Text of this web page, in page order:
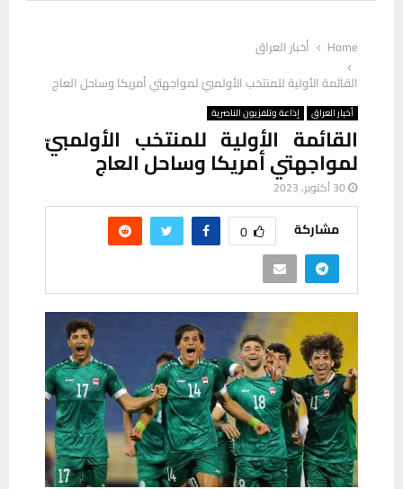
Home
أخبار العراق
القائمة الأولية للمنتخب الأولمبيّ لمواجهتي أمريكا وساحل العاج
أخبار العراق إذاعة وتلفزيون الناصرية
القائمة الأولية للمنتخب الأولمبيّ
لمواجهتي أمريكا وساحل العاج
30 أكتوبر، 2023
مشاركة 0